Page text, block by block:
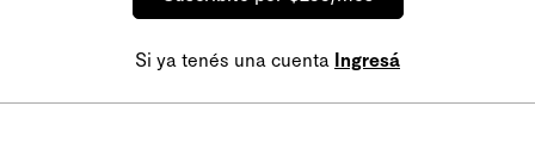
Si ya tenés una cuenta Ingresá